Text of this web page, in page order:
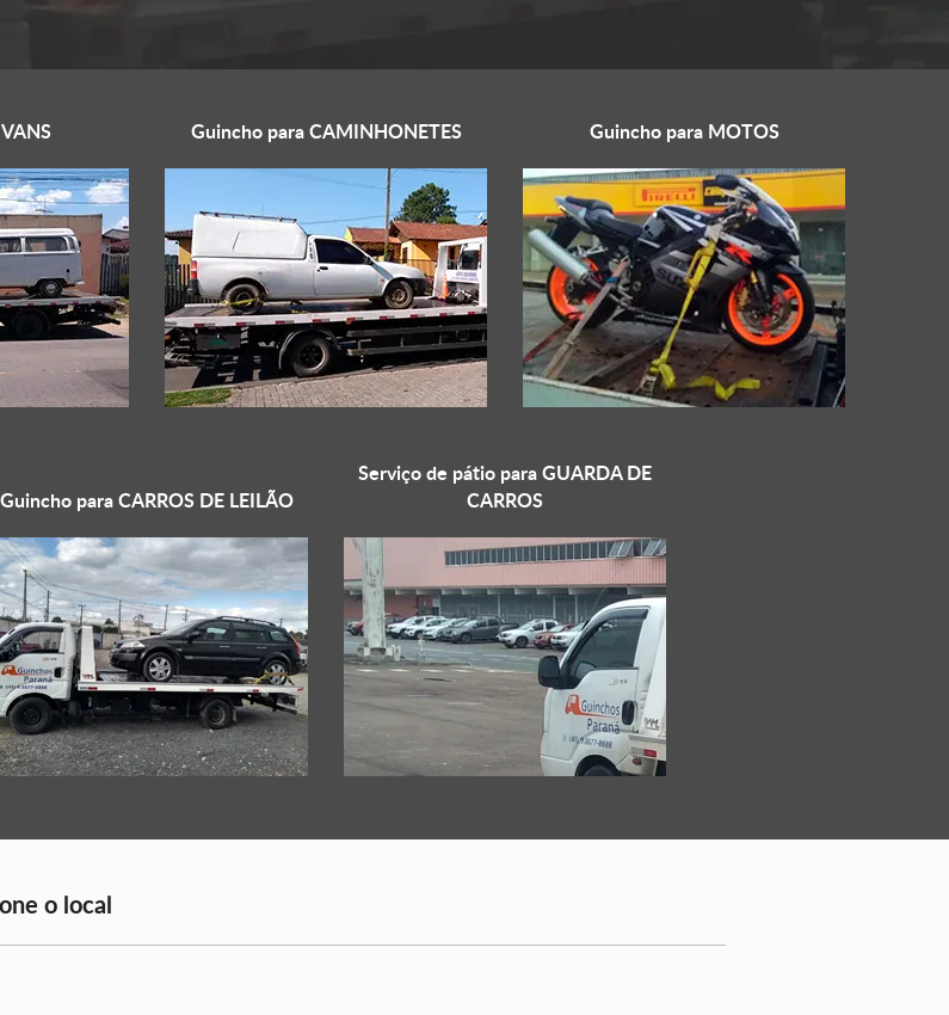
VANS Guincho paraCAMINHONETES Guincho para MOTOS
Guincho paraCARROS DE LEILÃO
Serviço de pátio paraGUARDA DE
CARROS
o local